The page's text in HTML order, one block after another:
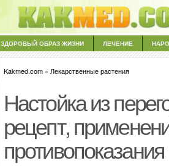
ЗДОРОВЫЙ ОБРАЗ ЖИЗНИ ЛЕЧЕНИЕ
Kakmed.com » Лекарственные растения
Настойка из
рецепт,
противопоказания